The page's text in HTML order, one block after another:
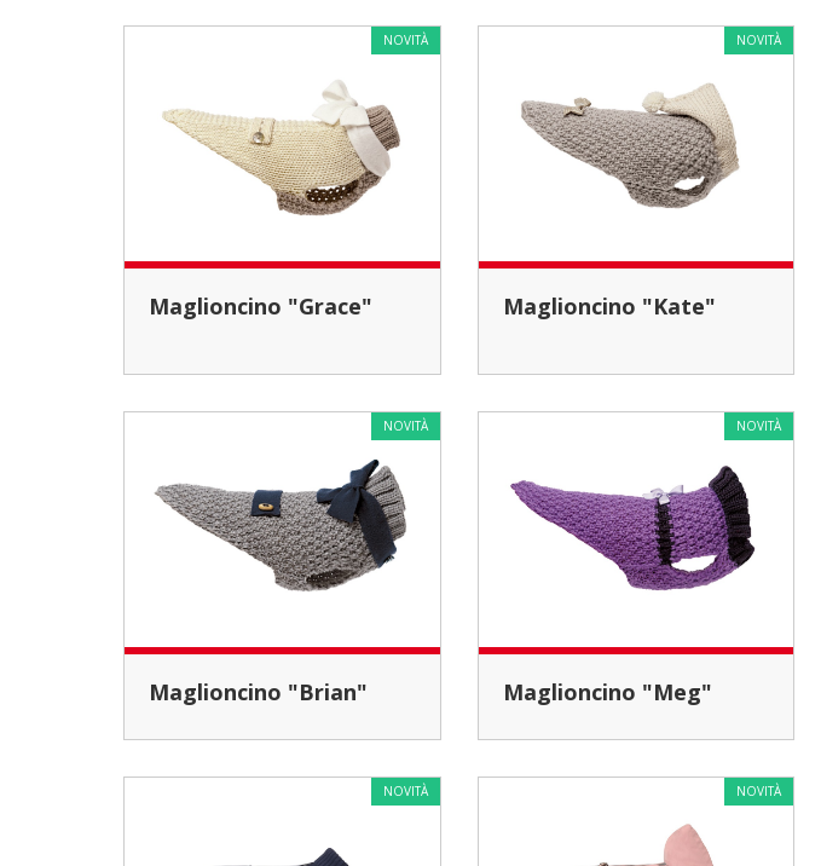
NOVITÀ
Maglioncino "Grace"
NOVITÀ
Maglioncino "Kate"
NOVITÀ
Maglioncino "Brian"
NOVITÀ
Maglioncino "Meg"
NOVITÀ NOVITÀ